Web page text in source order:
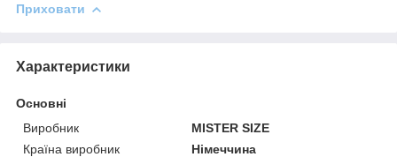
Приховати
Характеристики
Основні
Виробник
MISTER SIZE
Країна виробник
Німеччина